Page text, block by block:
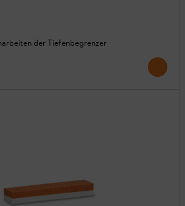
der Tiefenbegrenzer